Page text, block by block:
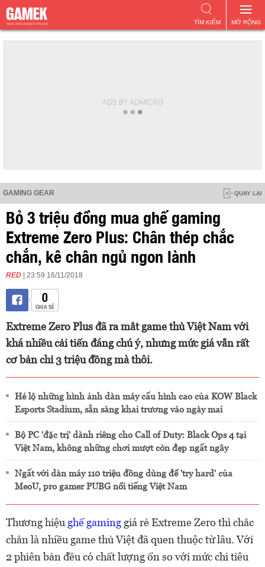
MỞ RỘNG
TÌM KIẾM
GAMING GEAR QUAY LẠI
Bỏ 3 triệu đồng mua ghế gaming
Extreme Zero Plus: Chân thép chắc
chắn, kê chân ngủ ngon lành
RED | 23:59 16/11/2018
0
CHIA SẺ
Extreme Zero Plus đã ra mắt game thủ Việt Nam với
khá nhiều cải tiến đáng chú ý, nhưng mức giá vẫn rất
cơ bản chỉ 3 triệu đồng mà thôi.
Hé lộ những hình ảnh dàn máy cấu hình cao của KOW Black
Esports Stadium, sẵn sàng khai trương vào ngày mai
Bộ PC 'đặc trị' dành riêng cho Call of Duty: Black Ops 4 tại
Việt Nam, không những chơi mượt còn đẹp ngất ngây
Ngất với dàn máy 110 triệu đồng dùng để 'try hard' của
MeoU, pro gamer PUBG nổi tiếng Việt Nam
Thương hiệu ghế gaming giá rẻ Extreme Zero thì chắc
chắn là nhiều game thủ Việt đã quen thuộc từ lâu. Với
2 phiên bản đều có chất lượng ổn so với mức chi tiêu